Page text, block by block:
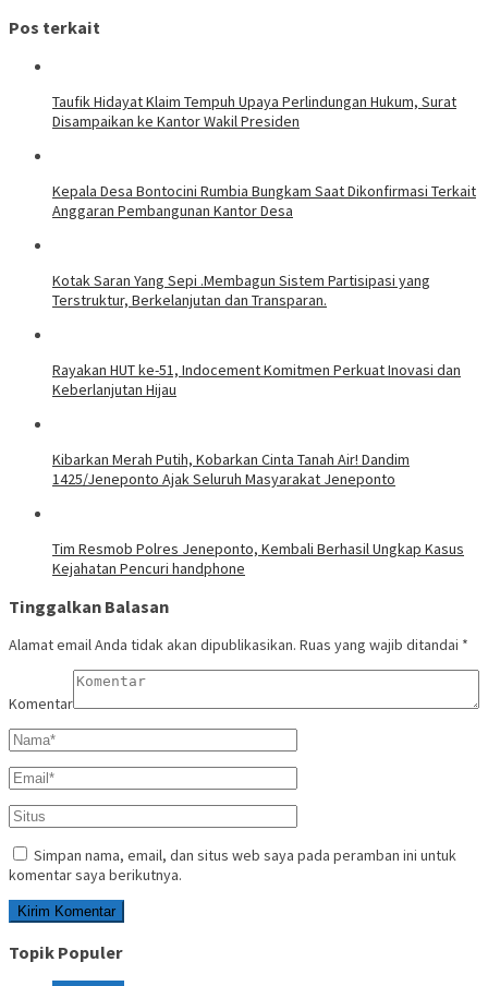
Pos terkait
Taufik Hidayat Klaim Tempuh Upaya Perlindungan Hukum, Surat
Disampaikan ke Kantor Wakil Presiden
Kepala Desa Bontocini Rumbia Bungkam Saat Dikonfirmasi Terkait
Anggaran Pembangunan Kantor Desa
Kotak Saran Yang Sepi .Membagun Sistem Partisipasi yang
Terstruktur, Berkelanjutan dan Transparan.
Rayakan HUT ke-51, Indocement Komitmen Perkuat Inovasi dan
Keberlanjutan Hijau
Kibarkan Merah Putih, Kobarkan Cinta Tanah Air! Dandim
1425/Jeneponto Ajak Seluruh Masyarakat Jeneponto
Tim Resmob Polres Jeneponto, Kembali Berhasil Ungkap Kasus
Kejahatan Pencuri handphone
Tinggalkan Balasan
Alamat email Anda tidak akan dipublikasikan. Ruas yang wajib ditandai *
Komentar
Simpan nama, email, dan situs web saya pada peramban ini untuk
komentar saya berikutnya.
Topik Populer